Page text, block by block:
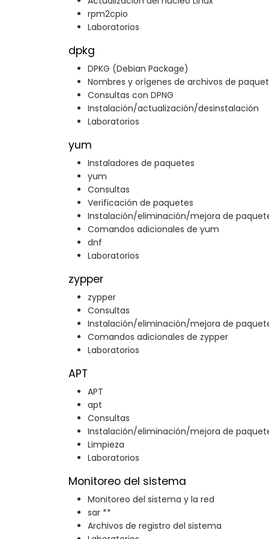
rpm2cpio
Laboratorios
dpkg
DPKG (Debian Package)
Nombres y orígenes de archivos de
Consultas con DPNG
Instalación/actualización/desinstalación
Laboratorios
yum
Instaladores de paquetes
yum
Consultas
Verificación de paquetes
Instalación/eliminación/mejora de
Comandos adicionales de yum
dnf
Laboratorios
zypper
zypper
Consultas
Instalación/eliminación/mejora de
Comandos adicionales de zypper
Laboratorios
APT
APT
apt
Consultas
Instalación/eliminación/mejora de
Limpieza
Laboratorios
Monitoreo del sistema
Monitoreo del sistema y la red
sar **
Archivos de registro del sistema